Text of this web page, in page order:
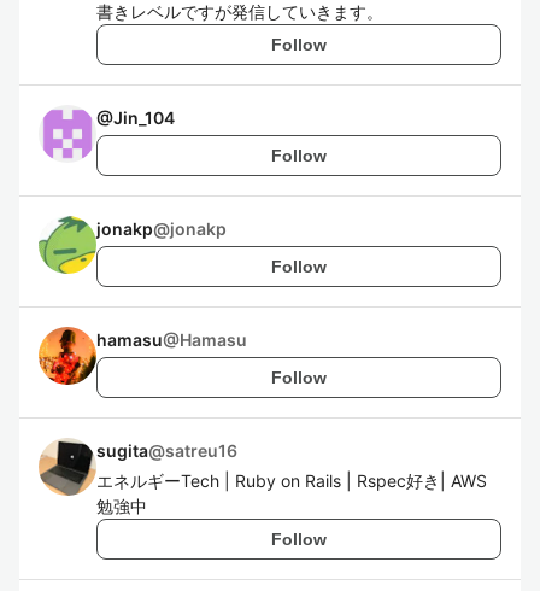
書きレベルですが発信していきます。
Follow
@Jin_104
Follow
jonakp@jonakp
Follow
hamasu@Hamasu
Follow
sugita@satreu16
エネルギーTech | Ruby on Rails | Rspec好き| AWS
勉強中
Follow